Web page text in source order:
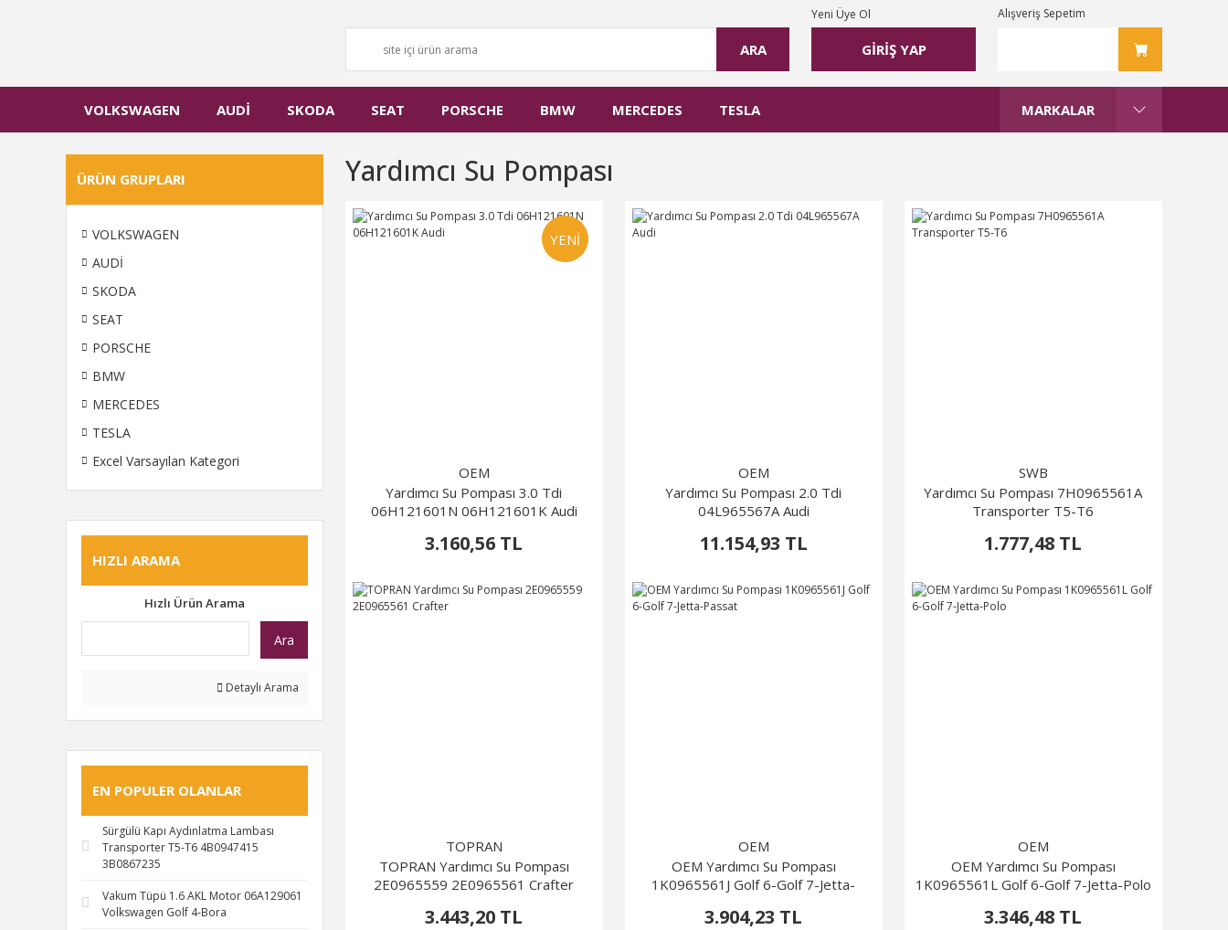
ARA GİRİŞ YAP
Yeni Üye Ol Alışveriş Sepetim
VOLKSWAGEN AUDİ SKODA SEAT PORSCHE BMW MERCEDES TESLA MARKALAR
ÜRÜN GRUPLARI
VOLKSWAGEN
AUDİ
SKODA
SEAT
PORSCHE
BMW
MERCEDES
TESLA
Excel Varsayılan Kategori
HIZLI ARAMA
Hızlı Ürün Arama
Ara
Detaylı Arama
EN POPULER OLANLAR
Sürgülü Kapı Aydınlatma Lambası
Transporter T5-T6 4B0947415
3B0867235
Vakum Tüpü 1.6 AKL Motor 06A129061
Volkswagen Golf 4-Bora
Yardımcı Su Pompası
YENİ
OEM
Yardımcı Su Pompası 3.0 Tdi
06H121601N 06H121601K Audi
3.160,56 TL
OEM
Yardımcı Su Pompası 2.0 Tdi
04L965567A Audi
11.154,93 TL
SWB
Yardımcı Su Pompası 7H0965561A
Transporter T5-T6
1.777,48 TL
TOPRAN
TOPRAN Yardımcı Su Pompası
2E0965559 2E0965561 Crafter
3.443,20 TL
OEM
OEM Yardımcı Su Pompası
1K0965561J Golf 6-Golf 7-Jetta-
3.904,23 TL
OEM
OEM Yardımcı Su Pompası
1K0965561L Golf 6-Golf 7-Jetta-Polo
3.346,48 TL